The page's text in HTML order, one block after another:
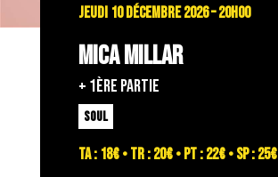
JEUDI 10 DÉCEMBRE 2026 – 20H00
MICA MILLAR
+ 1ÈRE PARTIE
SOUL
TA : 18€ • TR : 20€ • PT : 22€ • SP : 25€